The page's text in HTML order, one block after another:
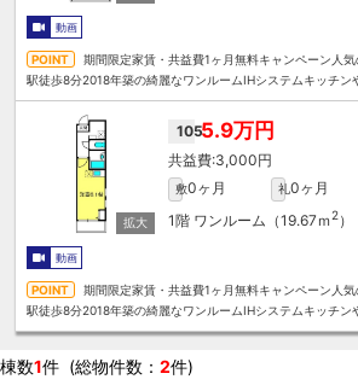
動画
期間限定家賃・共益費1ヶ月無料キャンペーン人
駅徒歩8分2018年築の綺麗なワンルームIHシステムキッチン
1055.9万円
3,000円
敷0ヶ月 礼0ヶ月
1階 ワンルーム（19.67ｍ 2）
動画
期間限定家賃・共益費1ヶ月無料キャンペーン人
駅徒歩8分2018年築の綺麗なワンルームIHシステムキッチン
棟数1件 (総物件数： 2件)